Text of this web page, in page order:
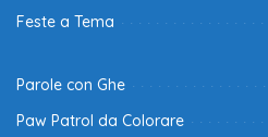
Feste a Tema
Parole con Ghe
Paw Patrol da Colorare